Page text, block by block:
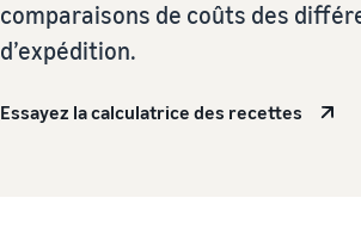
comparaisons de coûts des
d’expédition.
Essayez la calculatrice des recettes